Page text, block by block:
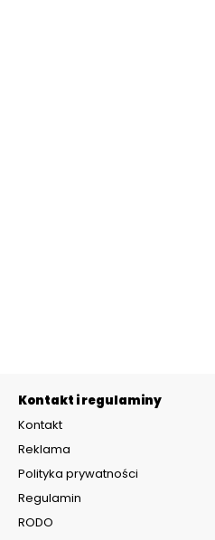
Kontakt i regulaminy
Kontakt
Reklama
Polityka prywatności
Regulamin
RODO